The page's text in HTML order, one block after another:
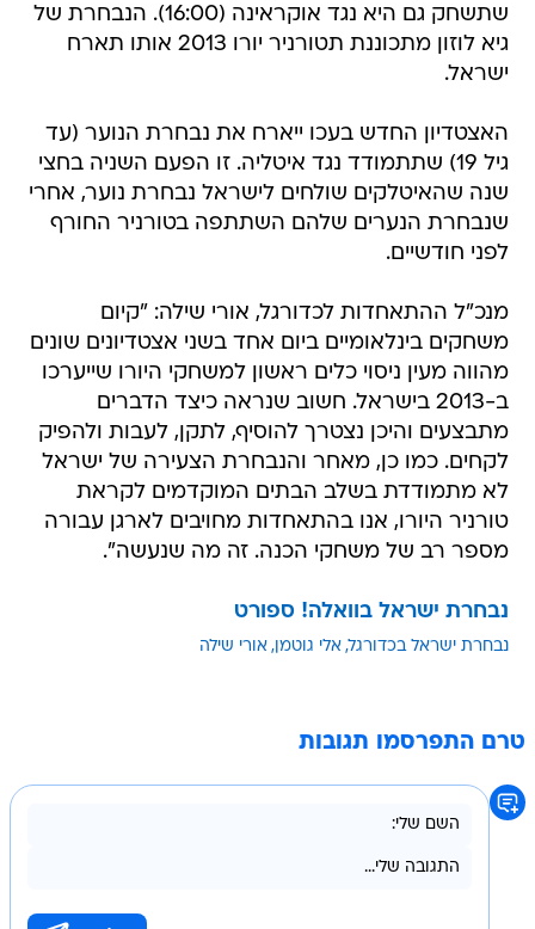
שתשחק גם היא נגד אוקראינה (16:00). הנבחרת של
גיא לוזון מתכוננת תטורניר יורו 2013 אותו תארח
ישראל.
האצטדיון החדש בעכו ייארח את נבחרת הנוער (עד
גיל 19) שתתמודד נגד איטליה. זו הפעם השניה בחצי
שנה שהאיטלקים שולחים לישראל נבחרת נוער, אחרי
שנבחרת הנערים שלהם השתתפה בטורניר החורף
לפני חודשיים.
מנכ"ל ההתאחדות לכדורגל, אורי שילה: "קיום
משחקים בינלאומיים ביום אחד בשני אצטדיונים שונים
מהווה מעין ניסוי כלים ראשון למשחקי היורו שייערכו
ב-2013 בישראל. חשוב שנראה כיצד הדברים
מתבצעים והיכן נצטרך להוסיף, לתקן, לעבות ולהפיק
לקחים. כמו כן, מאחר והנבחרת הצעירה של ישראל
לא מתמודדת בשלב הבתים המוקדמים לקראת
טורניר היורו, אנו בהתאחדות מחויבים לארגן עבורה
מספר רב של משחקי הכנה. זה מה שנעשה".
נבחרת ישראל בוואלה! ספורט
נבחרת ישראל בכדורגל אלי גוטמן אורי שילה
טרם התפרסמו תגובות